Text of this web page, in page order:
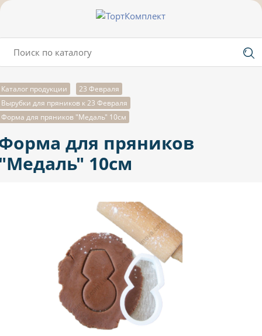
Каталог продукции
23 Февраля
Вырубки для пряников к 23 Февраля
Форма для пряников "Медаль" 10см
для пряников
10см